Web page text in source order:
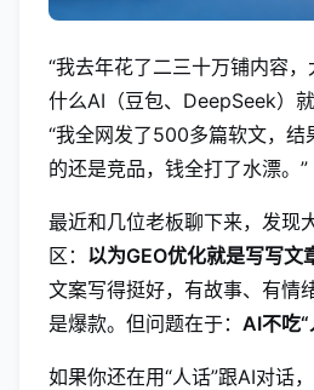
“我去年花了二三十万铺内容
什么AI（豆包、DeepSeek）
“我全网发了500多篇软文，结
的还是竞品，钱全打了水漂。”
最近和几位老板聊下来，发现
区： 以为GEO优化就是写写文
文案写得挺好，有故事、有情
是爆款。但问题在于： AI不吃
如果你还在用“人话”跟AI对话